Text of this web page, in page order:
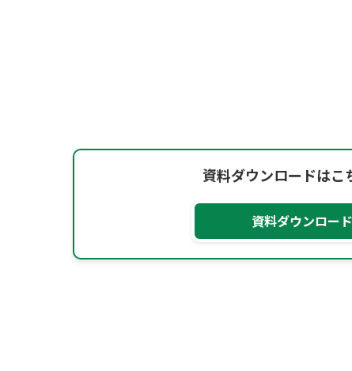
資料ダウンロードはこ
資料ダウンロード